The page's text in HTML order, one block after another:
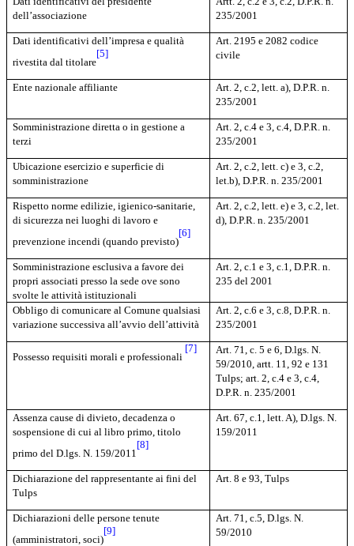
dell’associazione
235/2001
Dati identificativi dell’impresa e qualità
rivestita dal titolare
[5]
Art. 2195 e 2082 codice
civile
Ente nazionale affiliante
Art. 2, c.2, lett. a), D.P.R. n.
235/2001
Somministrazione diretta o in gestione a
terzi
Art. 2, c.4 e 3, c.4, D.P.R. n.
235/2001
Ubicazione esercizio e superficie di
somministrazione
Art. 2, c.2, lett. c) e 3, c.2,
let.b), D.P.R. n. 235/2001
Rispetto norme edilizie, igienico-sanitarie,
di sicurezza nei luoghi di lavoro e
prevenzione incendi (quando previsto)
[6]
Art. 2, c.2, lett. e) e 3, c.2, let.
d), D.P.R. n. 235/2001
Somministrazione esclusiva a favore dei
propri associati presso la sede ove sono
svolte le attività istituzionali
Art. 2, c.1 e 3, c.1, D.P.R. n.
235 del 2001
Obbligo di comunicare al Comune qualsiasi
variazione successiva all’avvio dell’attività
Art. 2, c.6 e 3, c.8, D.P.R. n.
235/2001
Possesso requisiti morali e professionali
[7] Art. 71, c. 5 e 6, D.lgs. N.
59/2010, artt. 11, 92 e 131
Tulps; art. 2, c.4 e 3, c.4,
D.P.R. n. 235/2001
Assenza cause di divieto, decadenza o
sospensione di cui al libro primo, titolo
primo del D.lgs. N. 159/2011
[8]
Art. 67, c.1, lett. A), D.lgs. N.
159/2011
Dichiarazione del rappresentante ai fini del
Tulps
Art. 8 e 93, Tulps
Dichiarazioni delle persone tenute
(amministratori, soci)
[9]
Art. 71, c.5, D.lgs. N.
59/2010